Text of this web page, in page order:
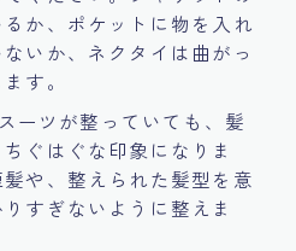
か、ポケットに物を入れ
いか、ネクタイは曲がっ
す。
ーツが整っていても、髪
ぐはぐな印象になりま
や、整えられた髪型を意
すぎないように整えま